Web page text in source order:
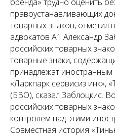
правоустанавливающих
товарных знаков, отметил
адвокатов А1 Александр
российских товарных
товарные знаки,
принадлежат
«Ларкпарк сервисиз инк»,
(БВО), сказал Заблоцкис.
российских товарных
контролем над этими
Совместная история